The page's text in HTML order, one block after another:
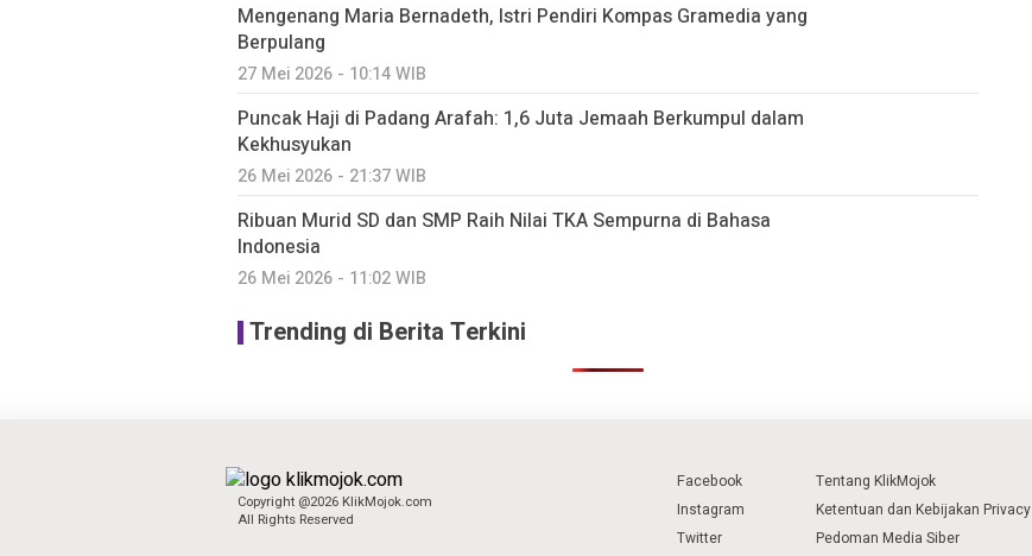
Mengenang Maria Bernadeth, Istri Pendiri Kompas Gramedia yang
Berpulang
27 Mei 2026 - 10:14 WIB
Puncak Haji di Padang Arafah: 1,6 Juta Jemaah Berkumpul dalam
Kekhusyukan
26 Mei 2026 - 21:37 WIB
Ribuan Murid SD dan SMP Raih Nilai TKA Sempurna di Bahasa
Indonesia
26 Mei 2026 - 11:02 WIB
Trending di Berita Terkini
Copyright @2026 KlikMojok.com
All Rights Reserved
Facebook
Instagram
Twitter
Tentang KlikMojok
Ketentuan dan Kebijakan Privacy
Pedoman Media Siber